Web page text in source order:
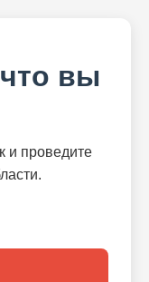
вы
и проведите